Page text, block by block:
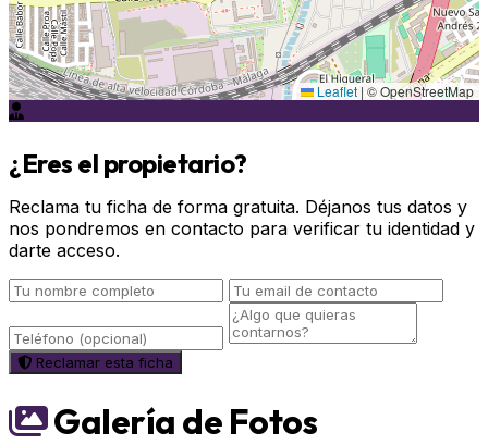
Leaflet | © OpenStreetMap
¿Eres el propietario?
Reclama tu ficha de forma gratuita. Déjanos tus datos y
nos pondremos en contacto para verificar tu identidad y
darte acceso.
Reclamar esta ficha
Galería de Fotos